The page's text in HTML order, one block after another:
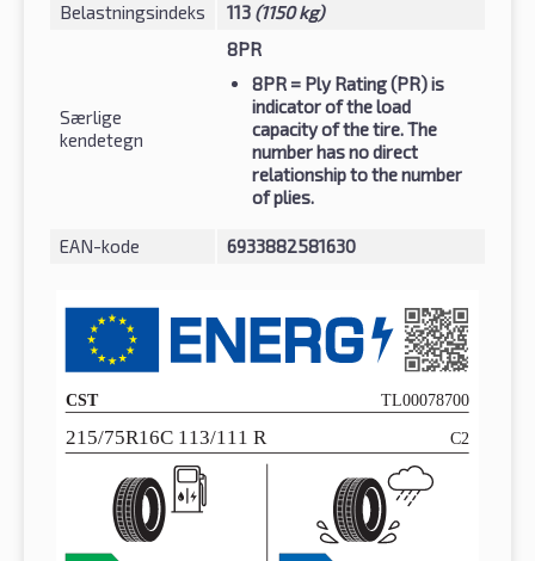
Belastningsindeks
113 (1150 kg)
Særlige
kendetegn
8PR
8PR = Ply Rating (PR) is
indicator of the load
capacity of the tire. The
number has no direct
relationship to the number
of plies.
EAN-kode 6933882581630